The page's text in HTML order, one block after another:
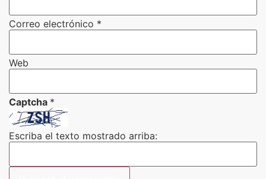
Correo electrónico *
Web
Captcha *
Escriba el texto mostrado arriba: